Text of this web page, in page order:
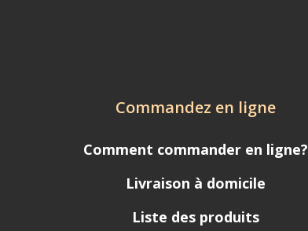
Commandez en ligne
Comment commander en ligne?
Livraison à domicile
Liste des produits